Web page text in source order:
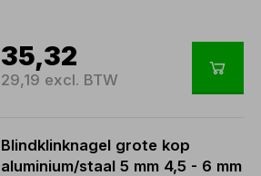
35,32
29,19 excl. BTW
Blindklinknagel grote kop
aluminium/staal 5 mm 4,5 - 6 mm